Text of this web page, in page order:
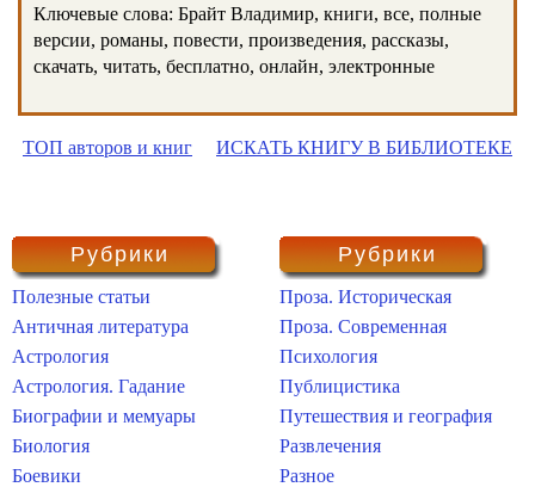
Ключевые слова: Брайт Владимир, книги, все, полные
версии, романы, повести, произведения, рассказы,
скачать, читать, бесплатно, онлайн, электронные
ТОП авторов и книг ИСКАТЬ КНИГУ В БИБЛИОТЕКЕ
Рубрики
Полезные статьи
Античная литература
Астрология
Астрология. Гадание
Биографии и мемуары
Биология
Боевики
Рубрики
Проза. Историческая
Проза. Современная
Психология
Публицистика
Путешествия и география
Развлечения
Разное